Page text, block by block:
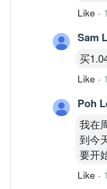
Like ·
Sam
买
Like ·
Poh
我在
到今
要开
Like ·